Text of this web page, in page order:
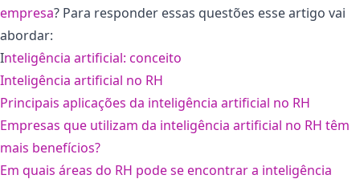
empresa? Para responder essas questões esse artigo vai
abordar:
Inteligência artificial: conceito
Inteligência artificial no RH
Principais aplicações da inteligência artificial no RH
Empresas que utilizam da inteligência artificial no RH têm
mais benefícios?
Em quais áreas do RH pode se encontrar a inteligência